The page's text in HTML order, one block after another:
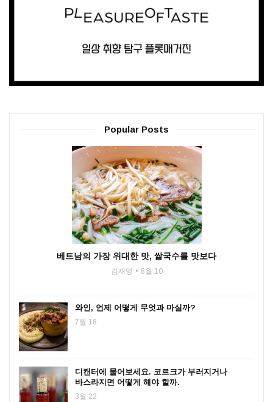
Popular Posts
베트남의 가장 위대한 맛, 쌀국수를 맛보다
김재영 8월 10
와인, 언제 어떻게 무엇과 마실까?
7월 18
디캔터에 물어보세요. 코르크가 부러지거나
바스라지면 어떻게 해야 할까.
3월 22